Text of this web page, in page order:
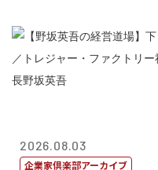
2026.08.03
企業家倶楽部アーカイブ